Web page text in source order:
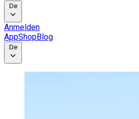
De
Anmelden
AppShopBlog
De